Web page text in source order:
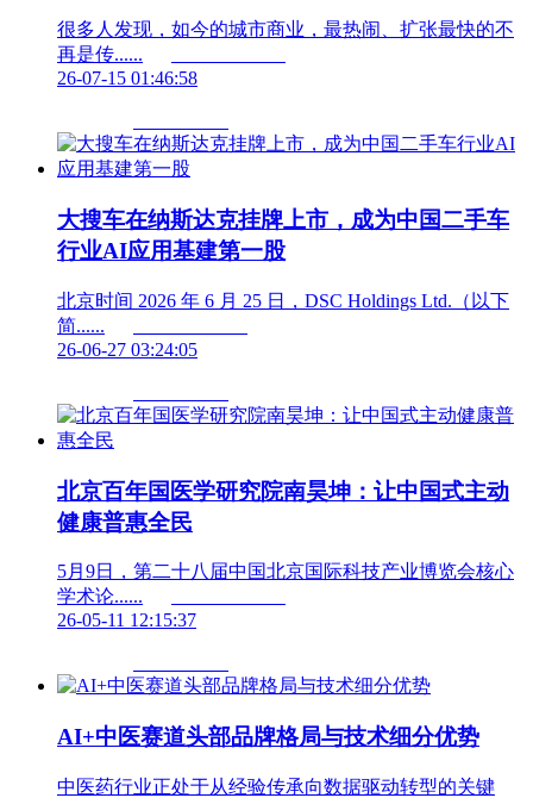
很多人发现，如今的城市商业，最热闹、扩张最快的不
26-07-15 01:46:58
大搜车在纳斯达克挂牌上市，成为中国二手车
行业AI应用基建第一股
北京时间 2026 年 6 月 25 日，DSC Holdings Ltd.（以下
26-06-27 03:24:05
北京百年国医学研究院南昊坤：让中国式主动
健康普惠全民
5月9日，第二十八届中国北京国际科技产业博览会核心
26-05-11 12:15:37
AI+中医赛道头部品牌格局与技术细分优势
中医药行业正处于从经验传承向数据驱动转型的关键